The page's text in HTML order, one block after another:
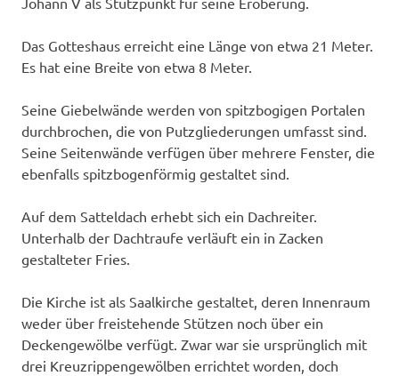
Das Gotteshaus erreicht eine Länge von etwa 21 Meter.
Es hat eine Breite von etwa 8 Meter.
Seine Giebelwände werden von spitzbogigen Portalen
durchbrochen, die von Putzgliederungen umfasst sind.
Seine Seitenwände verfügen über mehrere Fenster, die
ebenfalls spitzbogenförmig gestaltet sind.
Auf dem Satteldach erhebt sich ein Dachreiter.
Unterhalb der Dachtraufe verläuft ein in Zacken
gestalteter Fries.
Die Kirche ist als Saalkirche gestaltet, deren Innenraum
weder über freistehende Stützen noch über ein
Deckengewölbe verfügt. Zwar war sie ursprünglich mit
drei Kreuzrippengewölben errichtet worden, doch